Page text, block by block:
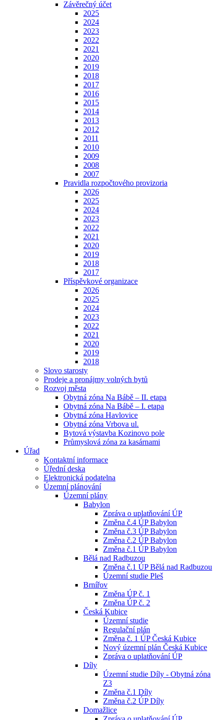
Závěrečný účet
2025
2024
2023
2022
2021
2020
2019
2018
2017
2016
2015
2014
2013
2012
2011
2010
2009
2008
2007
Pravidla rozpočtového provizoria
2026
2025
2024
2023
2022
2021
2020
2019
2018
2017
Příspěvkové organizace
2026
2025
2024
2023
2022
2021
2020
2019
2018
Slovo starosty
Prodeje a pronájmy volných bytů
Rozvoj města
Obytná zóna Na Bábě – II. etapa
Obytná zóna Na Bábě – I. etapa
Obytná zóna Havlovice
Obytná zóna Vrbova ul.
Bytová výstavba Kozinovo pole
Průmyslová zóna za kasárnami
Úřad
Kontaktní informace
Úřední deska
Elektronická podatelna
Územní plánování
Územní plány
Babylon
Zpráva o uplatňování ÚP
Změna č.4 ÚP Babylon
Změna č.3 ÚP Babylon
Změna č.2 ÚP Babylon
Změna č.1 ÚP Babylon
Bělá nad Radbuzou
Změna č.1 ÚP Bělá nad Radbuzou
Územní studie Pleš
Brnířov
Změna ÚP č. 1
Změna ÚP č. 2
Česká Kubice
Územní studie
Regulační plán
Změna č. 1 ÚP Česká Kubice
Nový územní plán Česká Kubice
Zpráva o uplatňování ÚP
Díly
Územní studie Díly - Obytná zóna
Z3
Změna č.1 Díly
Změna č.2 ÚP Díly
Domažlice